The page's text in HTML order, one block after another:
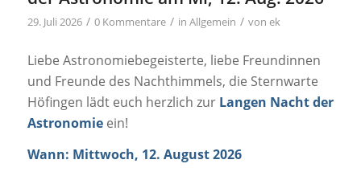
29. Juli 2026 / 0 Kommentare / in Allgemein / von ek
Liebe Astronomiebegeisterte, liebe Freundinnen
und Freunde des Nachthimmels, die Sternwarte
Höfingen lädt euch herzlich zur Langen Nacht der
Astronomieein!
Wann: Mittwoch, 12. August 2026